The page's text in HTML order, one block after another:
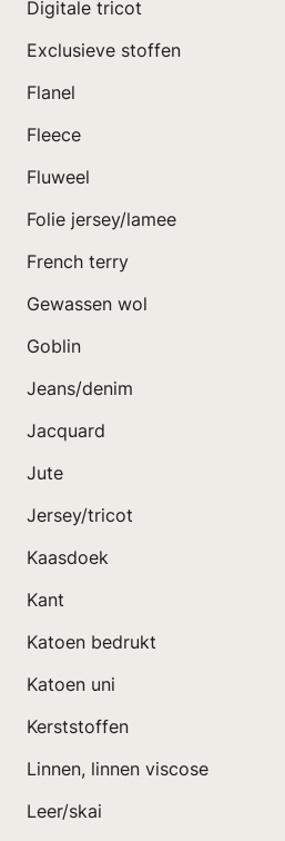
Digitale tricot
Exclusieve stoffen
Flanel
Fleece
Fluweel
Folie jersey/lamee
French terry
Gewassen wol
Goblin
Jeans/denim
Jacquard
Jute
Jersey/tricot
Kaasdoek
Kant
Katoen bedrukt
Katoen uni
Kerststoffen
Linnen, linnen viscose
Leer/skai